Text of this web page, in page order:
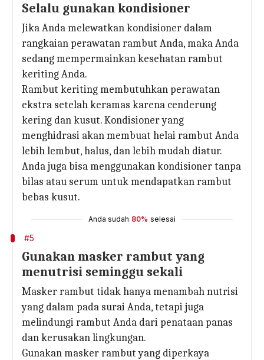
Selalu gunakan kondisioner
Jika Anda melewatkan kondisioner dalam
rangkaian perawatan rambut Anda, maka Anda
sedang mempermainkan kesehatan rambut
keriting Anda.
Rambut keriting membutuhkan perawatan
ekstra setelah keramas karena cenderung
kering dan kusut. Kondisioner yang
menghidrasi akan membuat helai rambut Anda
lebih lembut, halus, dan lebih mudah diatur.
Anda juga bisa menggunakan kondisioner tanpa
bilas atau serum untuk mendapatkan rambut
bebas kusut.
Anda sudah 80% selesai
#5
Gunakan masker rambut yang
menutrisi seminggu sekali
Masker rambut tidak hanya menambah nutrisi
yang dalam pada surai Anda, tetapi juga
melindungi rambut Anda dari penataan panas
dan kerusakan lingkungan.
Gunakan masker rambut yang diperkaya